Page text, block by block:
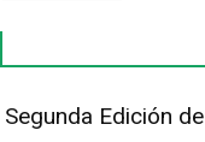
Segunda Edición de